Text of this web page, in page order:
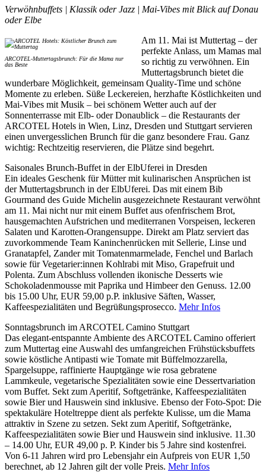
Verwöhnbuffets | Klassik oder Jazz | Mai-Vibes mit Blick auf Donau
oder Elbe
ARCOTEL-Muttertagsbrunch: Für die Mama nur
das Beste
Am 11. Mai ist Muttertag – der
perfekte Anlass, um Mamas mal
so richtig zu verwöhnen. Ein
Muttertagsbrunch bietet die
wunderbare Möglichkeit, gemeinsam Quality-Time und schöne
Momente zu erleben. Süße Leckereien, herzhafte Köstlichkeiten und
Mai-Vibes mit Musik – bei schönem Wetter auch auf der
Sonnenterrasse mit Elb- oder Donaublick – die Restaurants der
ARCOTEL Hotels in Wien, Linz, Dresden und Stuttgart servieren
einen unvergesslichen Brunch für die ganz besondere Frau. Ganz
wichtig: Rechtzeitig reservieren, die Plätze sind begehrt.
Saisonales Brunch-Buffet in der ElbUferei in Dresden
Ein ideales Geschenk für Mütter mit kulinarischen Ansprüchen ist
der Muttertagsbrunch in der ElbUferei. Das mit einem Bib
Gourmand des Guide Michelin ausgezeichnete Restaurant verwöhnt
am 11. Mai nicht nur mit einem Buffet aus ofenfrischem Brot,
hausgemachten Aufstrichen und mediterranen Vorspeisen, leckeren
Salaten und Karotten-Orangensuppe. Direkt am Platz serviert das
zuvorkommende Team Kaninchenrücken mit Sellerie, Linse und
Granatapfel, Zander mit Tomatenmarmelade, Fenchel und Barlach
sowie für Vegetarier:innen Kohlrabi mit Miso, Grapefruit und
Polenta. Zum Abschluss vollenden ikonische Desserts wie
Schokoladenmousse mit Paprika und Himbeer den Genuss. 12.00
bis 15.00 Uhr, EUR 59,00 p.P. inklusive Säften, Wasser,
Kaffeespezialitäten und Begrüßungsprosecco. Mehr Infos
Sonntagsbrunch im ARCOTEL Camino Stuttgart
Das elegant-entspannte Ambiente des ARCOTEL Camino offeriert
zum Muttertag eine Auswahl des umfangreichen Frühstücksbuffets
sowie köstliche Antipasti wie Tomate mit Büffelmozzarella,
Spargelsuppe, raffinierte Hauptgänge wie rosa gebratene
Lammkeule, vegetarische Spezialitäten sowie eine Dessertvariation
vom Buffet. Sekt zum Aperitif, Softgetränke, Kaffeespezialitäten
sowie Bier und Hauswein sind inklusive. Ebenso der Foto-Spot: Die
spektakuläre Hoteltreppe dient als perfekte Kulisse, um die Mama
attraktiv in Szene zu setzen. Sekt zum Aperitif, Softgetränke,
Kaffeespezialitäten sowie Bier und Hauswein sind inklusive. 11.30
– 14.00 Uhr, EUR 49,00 p. P. Kinder bis 5 Jahre sind kostenfrei.
Von 6-11 Jahren wird pro Lebensjahr ein Aufpreis von EUR 1,50
berechnet, ab 12 Jahren gilt der volle Preis. Mehr Infos